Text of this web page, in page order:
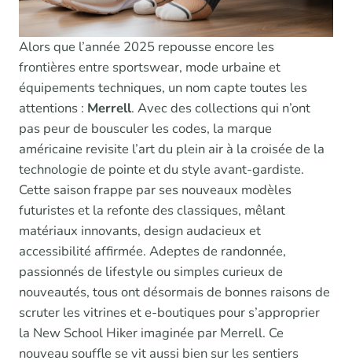
Alors que l’année 2025 repousse encore les
frontières entre sportswear, mode urbaine et
équipements techniques, un nom capte toutes les
attentions : Merrell. Avec des collections qui n’ont
pas peur de bousculer les codes, la marque
américaine revisite l’art du plein air à la croisée de la
technologie de pointe et du style avant-gardiste.
Cette saison frappe par ses nouveaux modèles
futuristes et la refonte des classiques, mêlant
matériaux innovants, design audacieux et
accessibilité affirmée. Adeptes de randonnée,
passionnés de lifestyle ou simples curieux de
nouveautés, tous ont désormais de bonnes raisons de
scruter les vitrines et e-boutiques pour s’approprier
la New School Hiker imaginée par Merrell. Ce
nouveau souffle se vit aussi bien sur les sentiers